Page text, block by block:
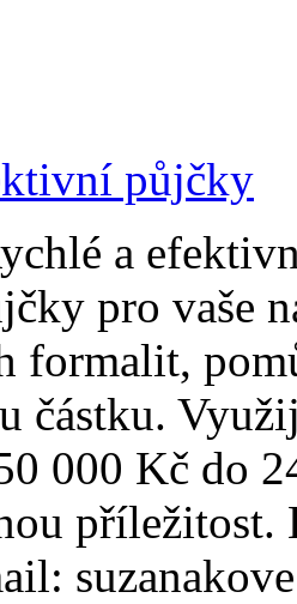
půjčky
a
pro vaše
formalit,
částku.
000 Kč do
příležitost.